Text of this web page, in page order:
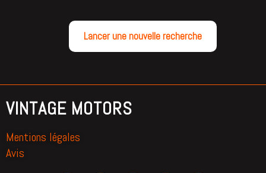
Lancer une nouvelle recherche
VINTAGE MOTORS
Mentions légales
Avis